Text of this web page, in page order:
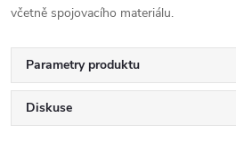
včetně spojovacího materiálu.
Parametry produktu
Diskuse